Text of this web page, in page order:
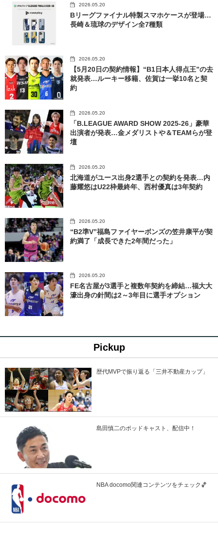
2026.05.20
Bリーグファイナル特製スマホケースが登場…
長崎＆琉球のデザイン全7種類
2026.05.20
【5月20日の契約情報】“B1日本人得点王”の去
就発表…ルーキー移籍、佐賀は一挙10名と契
約
2026.05.20
「B.LEAGUE AWARD SHOW 2025-26」豪華
出演者が発表…金メダリストや＆TEAMらが登
壇
2026.05.20
北海道がユース出身2選手との契約を発表…内
藤耀悠はU22枠最終年、西村優真は3年契約
2026.05.20
“B2準V”福島ファイヤーボンズの笠井康平が契
約満了「成長できた2年間だった」
2026.05.20
FE名古屋が3選手と複数年契約を締結…福大大
濠出身の針間は2～3年目に選手オプション
Pickup
歴代MVPで振り返る「三井不動産カップ」
島田慎二のポッドキャスト、配信中！
NBA docomo関連コンテンツをチェック🏀